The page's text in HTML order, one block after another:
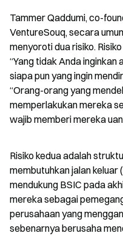
Tammer Qaddumi, co-
VentureSouq, secara
menyoroti dua risiko.
“Yang tidak Anda inginkan
siapa pun yang ingin
“Orang-orang yang
memperlakukan mereka
wajib memberi mereka
Risiko kedua adalah
membutuhkan jalan keluar
mendukung BSIC pada
mereka sebagai
perusahaan yang
sebenarnya berusaha